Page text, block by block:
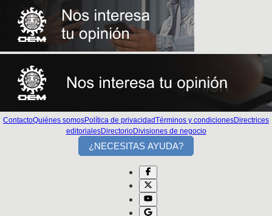
ContactoQuiénes somosPolítica de privacidadTérminos y condicionesDirectrices
editorialesDirectorioDivisiones de negocio
¿NECESITAS AYUDA?